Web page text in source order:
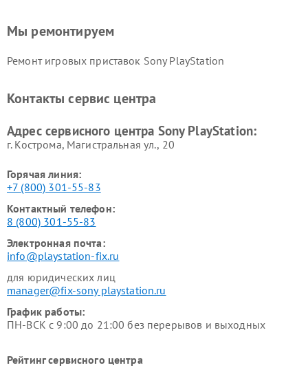
Мы ремонтируем
Ремонт игровых приставок Sony PlayStation
Контакты сервис центра
Адрес сервисного центра Sony PlayStation:
г. Кострома, Магистральная ул., 20
Горячая линия:
+7 (800) 301-55-83
Контактный телефон:
8 (800) 301-55-83
Электронная почта:
info@playstation-fix.ru
для юридических лиц
manager@fix-sony playstation.ru
График работы:
ПН-ВСК с 9:00 до 21:00 без перерывов и выходных
Рейтинг сервисного центра